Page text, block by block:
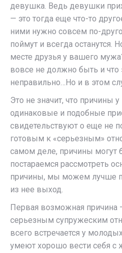
девушка. Ведь девушки
— это тогда еще что-то
ними нужно совсем по-
поймут и всегда останутся.
месте друзья у вашего
вовсе не должно быть и что
неправильно…Но и в этом
Это не значит, что причины
одинаковые и подобные
свидетельствуют о еще не
готовым к «серьезным»
самом деле, причины могут
постараемся рассмотреть
причины, мы можем лучше
из нее выход.
Первая возможная причина
серьезным супружеским
всего встречается у
умеют хорошо вести себя